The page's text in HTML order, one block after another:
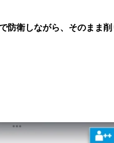
防衛しながら、そのまま